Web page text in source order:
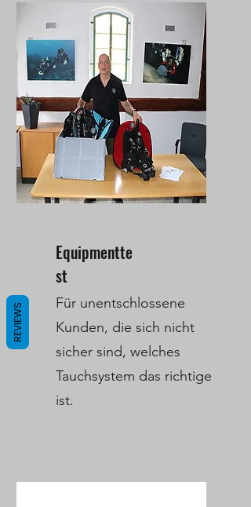
Equipmentte
st
Für unentschlossene
Kunden, die sich nicht
sicher sind, welches
Tauchsystem das richtige
ist.
REVIEWS